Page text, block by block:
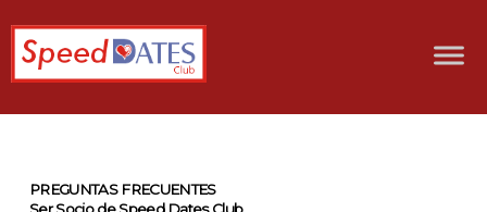
PREGUNTAS FRECUENTES